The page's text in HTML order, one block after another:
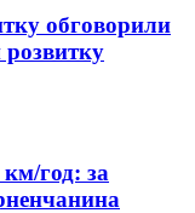
обговорили
розвитку
км/год: за